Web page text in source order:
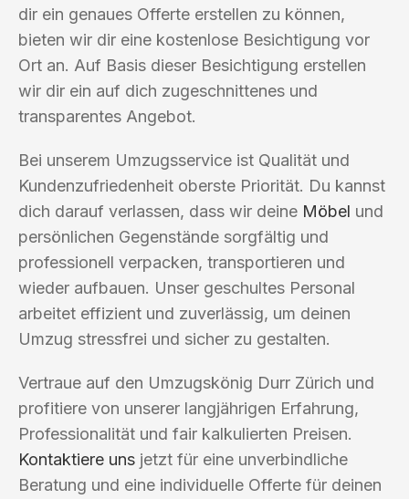
dir ein genaues Offerte erstellen zu können,
bieten wir dir eine kostenlose Besichtigung vor
Ort an. Auf Basis dieser Besichtigung erstellen
wir dir ein auf dich zugeschnittenes und
transparentes Angebot.
Bei unserem Umzugsservice ist Qualität und
Kundenzufriedenheit oberste Priorität. Du kannst
dich darauf verlassen, dass wir deine Möbel und
persönlichen Gegenstände sorgfältig und
professionell verpacken, transportieren und
wieder aufbauen. Unser geschultes Personal
arbeitet effizient und zuverlässig, um deinen
Umzug stressfrei und sicher zu gestalten.
Vertraue auf den Umzugskönig Durr Zürich und
profitiere von unserer langjährigen Erfahrung,
Professionalität und fair kalkulierten Preisen.
Kontaktiere uns jetzt für eine unverbindliche
Beratung und eine individuelle Offerte für deinen